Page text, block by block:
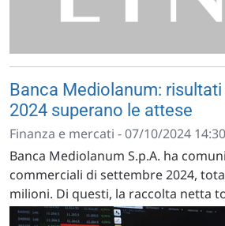
Banca Mediolanum:
2024 superano le attese
Finanza e mercati - 07/10/2024 14:30
Banca Mediolanum S.p.A. ha
commerciali di settembre 2024,
milioni. Di questi, la raccolta netta